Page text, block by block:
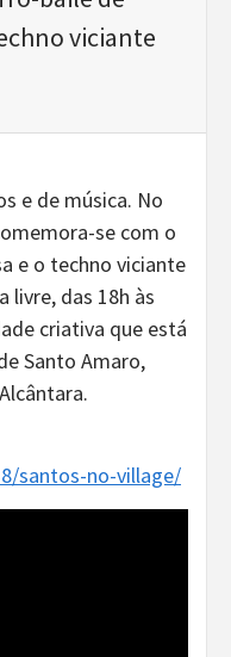
viciante
e de música. No
se com o
e o techno viciante
livre, das 18h às
criativa que está
Santo Amaro,
santos-no-village/